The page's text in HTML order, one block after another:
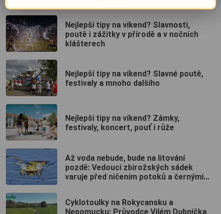
Nejlepší tipy na víkend? Slavnosti,
poutě i zážitky v přírodě a v nočních
klášterech
Nejlepší tipy na víkend? Slavné poutě,
festivaly a mnoho dalšího
Nejlepší tipy na víkend? Zámky,
festivaly, koncert, pouť i růže
Až voda nebude, bude na litování
pozdě: Vedoucí zbirožských sádek
varuje před ničením potoků a černými
Cyklotoulky na Rokycansku a
Nepomucku: Průvodce Vilém Dubnička